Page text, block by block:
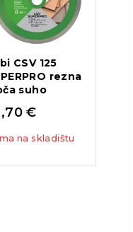
CSV 125
rezna
suho
€
na skladištu